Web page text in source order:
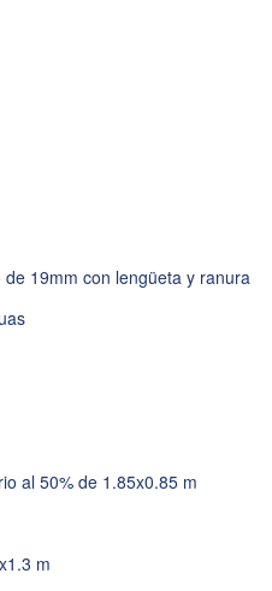
de 19mm con lengüeta y ranura
al 50% de 1.85x0.85 m
m